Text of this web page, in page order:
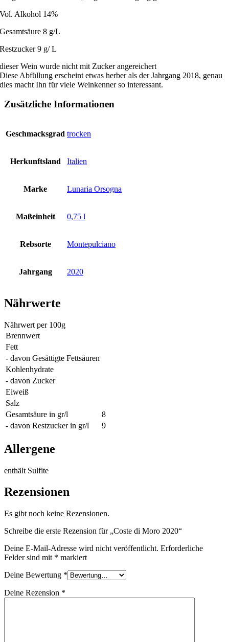
Vol. Alkohol 14%
Gesamtsäure 8 g/L
Restzucker 9 g/ L
dieser Wein wurde nicht mit Zucker angereichert
Diese Abfüllung erscheint etwas herber als der Jahrgang 2018, genau
dies macht Ihn für viele Weinkenner so interessant.
Zusätzliche Informationen
Geschmacksgrad trocken
Herkunftsland Italien
Marke Lunaria Orsogna
Maßeinheit 0,75 l
Rebsorte Montepulciano
Jahrgang 2020
Nährwerte
Nährwert per 100g
Brennwert
Fett
- davon Gesättigte Fettsäuren
Kohlenhydrate
- davon Zucker
Eiweiß
Salz
Gesamtsäure in gr/l
8
- davon Restzucker in gr/l
9
Allergene
enthält Sulfite
Rezensionen
Es gibt noch keine Rezensionen.
Schreibe die erste Rezension für „Coste di Moro 2020“
Deine E-Mail-Adresse wird nicht veröffentlicht. Erforderliche
Felder sind mit * markiert
Deine Bewertung *
Deine Rezension *